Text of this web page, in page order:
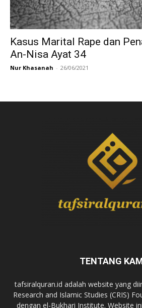
Kasus Marital Rape dan
An-Nisa Ayat 34
Nur Khasanah - 26/06/2021
TENTANG
tafsiralquran.id adalah website yang
Research and Islamic Studies (CRIS)
dengan el-Bukhari Institute. Website